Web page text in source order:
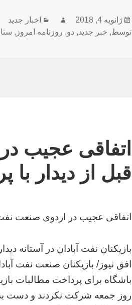
ارسال
شده
ژانویه 4, 2018 نویسندهدسته‌ها
اخبار جدید
توسط, خبر جدید, دو, روزنامه امروز ,
اتفاقی عجیب
قبل از دیدار با
اتفاقی عجیب در اردوی صنعت
بازیکنان نفت آبادان در آستانه
افق نیوز/ بازیکنان صنعت نفت
باشگاه برای پرداخت مطالبات
روز جمعه شرکت نکردند و دست